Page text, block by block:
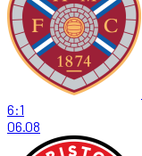
6:1
06.08